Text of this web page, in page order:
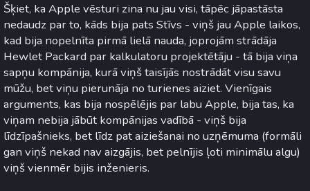
Šķiet, ka Apple vēsturi zina nu jau visi, tāpēc jāpastāsta
nedaudz par to, kāds bija pats Stīvs - viņš jau Apple laikos,
kad bija nopelnīta pirmā lielā nauda, joprojām strādāja
Hewlet Packard par kalkulatoru projektētāju - tā bija viņa
sapņu kompānija, kurā viņš taisījās nostrādāt visu savu
mūžu, bet viņu pierunāja no turienes aiziet. Vienīgais
arguments, kas bija nospēlējis par labu Apple, bija tas, ka
viņam nebija jābūt kompānijas vadībā - viņš bija
līdzīpašnieks, bet līdz pat aiziešanai no uzņēmuma (formāli
gan viņš nekad nav aizgājis, bet pelnījis ļoti minimālu algu)
viņš vienmēr bijis inženieris.